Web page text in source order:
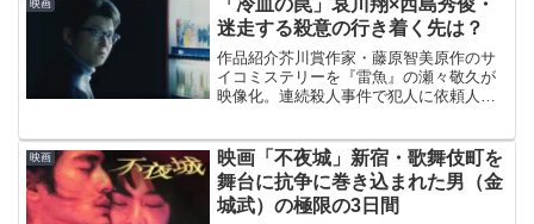
映画
「冷血の罠」哀川翔×西島秀俊・
迷走する殺意の行き着く先は？
作品紹介芥川賞作家・藤原智美原作のサ
イコミステリーを『雷魚』の瀬々敬久が
映像化。連続殺人事件で犯人に依頼人を
題：The Cold-Blooded Trap原作藤原智...
映画
映画「不夜城」新宿・歌舞伎町を
舞台に抗争に巻き込まれた男（金
城武）の極限の3日間